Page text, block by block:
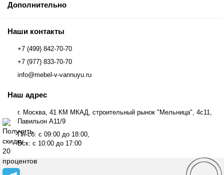
Дополнительно
Наши контакты
+7 (499) 842-70-70
+7 (977) 833-70-70
info@mebel-v-vannuyu.ru
Наш адрес
г. Москва, 41 КМ МКАД, строительный рынок "Мельница", 4с11,
Павильон А11/9
Пн-сб: с 09:00 до 18:00,
Вск: с 10:00 до 17:00